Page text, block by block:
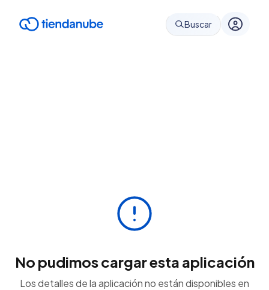
Buscar
No pudimos cargar esta aplicación
Los detalles de la aplicación no están disponibles en